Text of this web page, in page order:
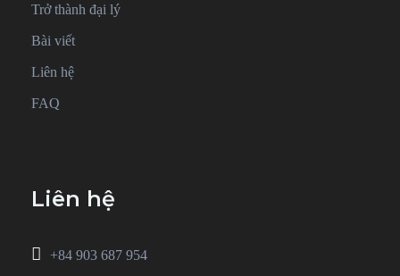
Trở thành đại lý
Bài viết
Liên hệ
FAQ
Liên hệ
+84 903 687 954